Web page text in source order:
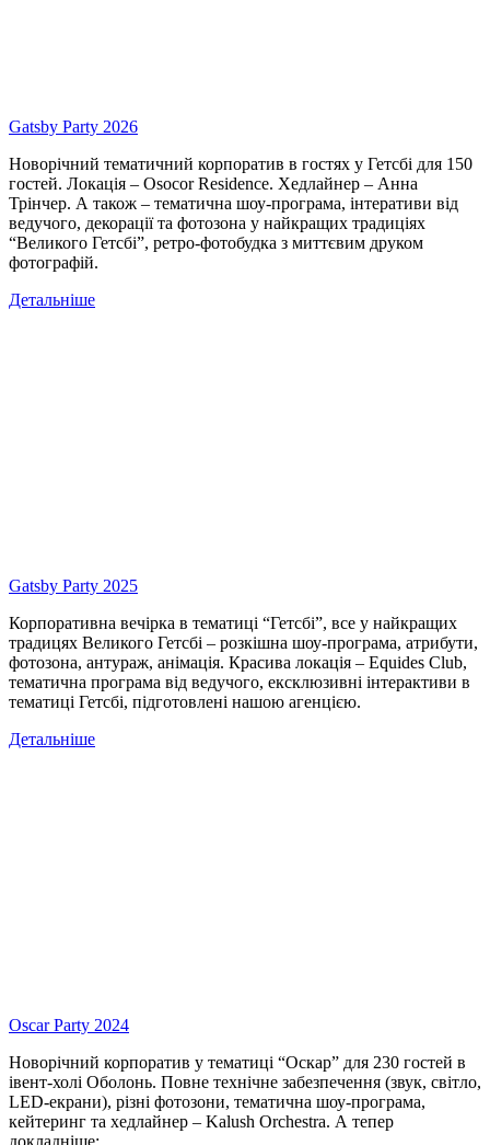
Gatsby Party 2026
Новорічний тематичний корпоратив в гостях у Гетсбі для 150
гостей. Локація – Osocor Residence. Хедлайнер – Анна
Трінчер. А також – тематична шоу-програма, інтеративи від
ведучого, декорації та фотозона у найкращих традиціях
“Великого Гетсбі”, ретро-фотобудка з миттєвим друком
фотографій.
Детальніше
Gatsby Party 2025
Корпоративна вечірка в тематиці “Гетсбі”, все у найкращих
традицях Великого Гетсбі – розкішна шоу-програма, атрибути,
фотозона, антураж, анімація. Красива локація – Equides Club,
тематична програма від ведучого, ексклюзивні інтерактиви в
тематиці Гетсбі, підготовлені нашою агенцією.
Детальніше
Oscar Party 2024
Новорічний корпоратив у тематиці “Оскар” для 230 гостей в
івент-холі Оболонь. Повне технічне забезпечення (звук, світло,
LED-екрани), різні фотозони, тематична шоу-програма,
кейтеринг та хедлайнер – Kalush Orchestra. А тепер
докладніше: